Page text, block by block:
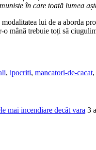
în care toată lumea
lui de a aborda
o mână trebuie toți să
, ipocriti, mancatori-de-cacat,
mai incendiare decât vara 3